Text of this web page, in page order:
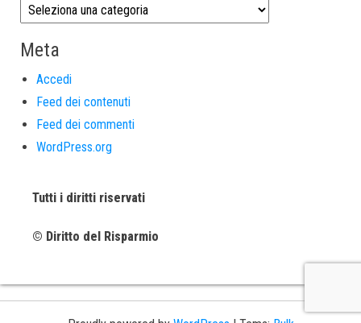
Meta
Accedi
Feed dei contenuti
Feed dei commenti
WordPress.org
Tutti i diritti riservati
© Diritto del Risparmio